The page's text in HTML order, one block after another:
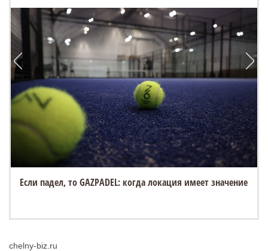
«Белый город» открывает новую площадку на Спасской
chelny-biz.ru